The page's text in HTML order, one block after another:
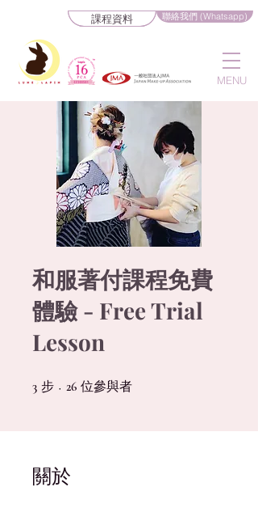
課程資料 聯絡我們 (Whatsapp)
MENU
和服著付課程免費
體驗 - Free Trial
Lesson
3 步 26 位參與者
關於